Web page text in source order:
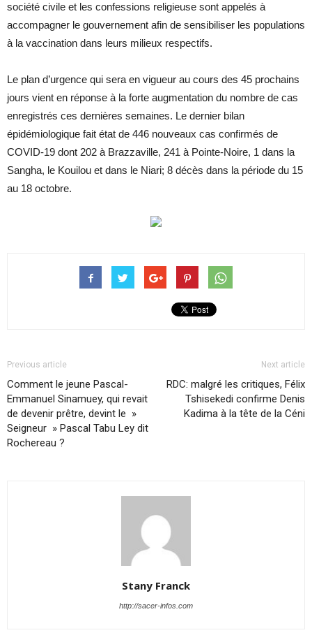
société civile et les confessions religieuse sont appelés à
accompagner le gouvernement afin de sensibiliser les populations
à la vaccination dans leurs milieux respectifs.
Le plan d’urgence qui sera en vigueur au cours des 45 prochains
jours vient en réponse à la forte augmentation du nombre de cas
enregistrés ces dernières semaines. Le dernier bilan
épidémiologique fait état de 446 nouveaux cas confirmés de
COVID-19 dont 202 à Brazzaville, 241 à Pointe-Noire, 1 dans la
Sangha, le Kouilou et dans le Niari; 8 décès dans la période du 15
au 18 octobre.
Previous article
Comment le jeune Pascal-
Emmanuel Sinamuey, qui revait
de devenir prêtre, devint le »
Seigneur » Pascal Tabu Ley dit
Rochereau ?
Next article
RDC: malgré les critiques, Félix
Tshisekedi confirme Denis
Kadima à la tête de la Céni
Stany Franck
http://sacer-infos.com